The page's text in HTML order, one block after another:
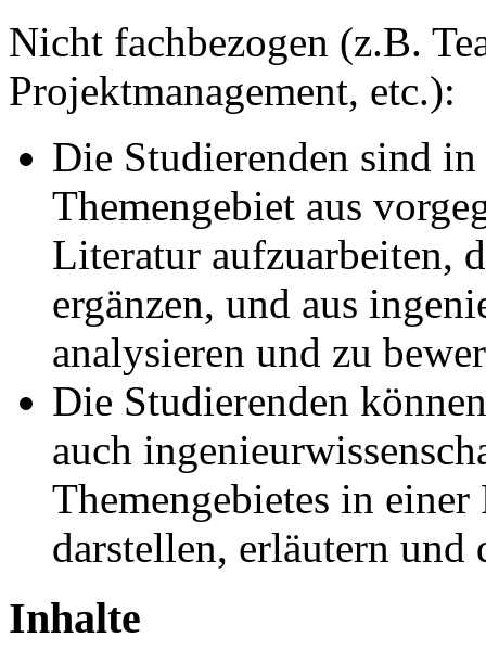
Nicht fachbezogen (z.B.
Projektmanagement, etc.):
Die Studierenden sind
Themengebiet aus
Literatur aufzuarbeiten,
ergänzen, und aus
analysieren und zu
Die Studierenden
auch
Themengebietes in einer
darstellen, erläutern und
Inhalte